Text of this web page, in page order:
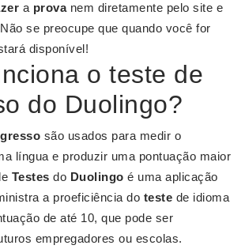
a provanem diretamente pelo site e
se preocupe que quando você for
disponível!
o teste de
do Duolingo?
são usados para medir o
língua e produzir uma pontuação maior
Testes do Duolingo é uma aplicação
a proeficiência do teste de idioma
de até 10, que pode ser
empregadores ou escolas.